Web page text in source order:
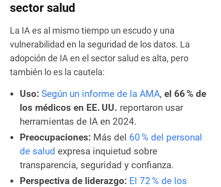
sector salud
La IA es al mismo tiempo un escudo y una
vulnerabilidad en la seguridad de los datos. La
adopción de IA en el sector salud es alta, pero
también lo es la cautela:
Uso: Según un informe de la AMA, el 66 % de
los médicos en EE. UU. reportaron usar
herramientas de IA en 2024.
Preocupaciones: Más del 60 % del personal
de salud expresa inquietud sobre
transparencia, seguridad y confianza.
Perspectiva de liderazgo: El 72 % de los